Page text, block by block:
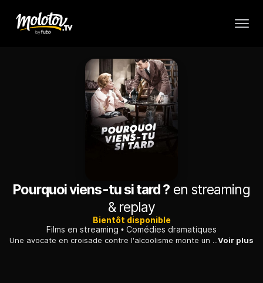
Pourquoi viens-tu si tard ? en streaming
& replay
Bientôt disponible
Films en streaming
Comédies dramatiques
Une avocate en croisade contre l'alcoolisme monte un dossier sur des trafiquants de vin.Voir plus